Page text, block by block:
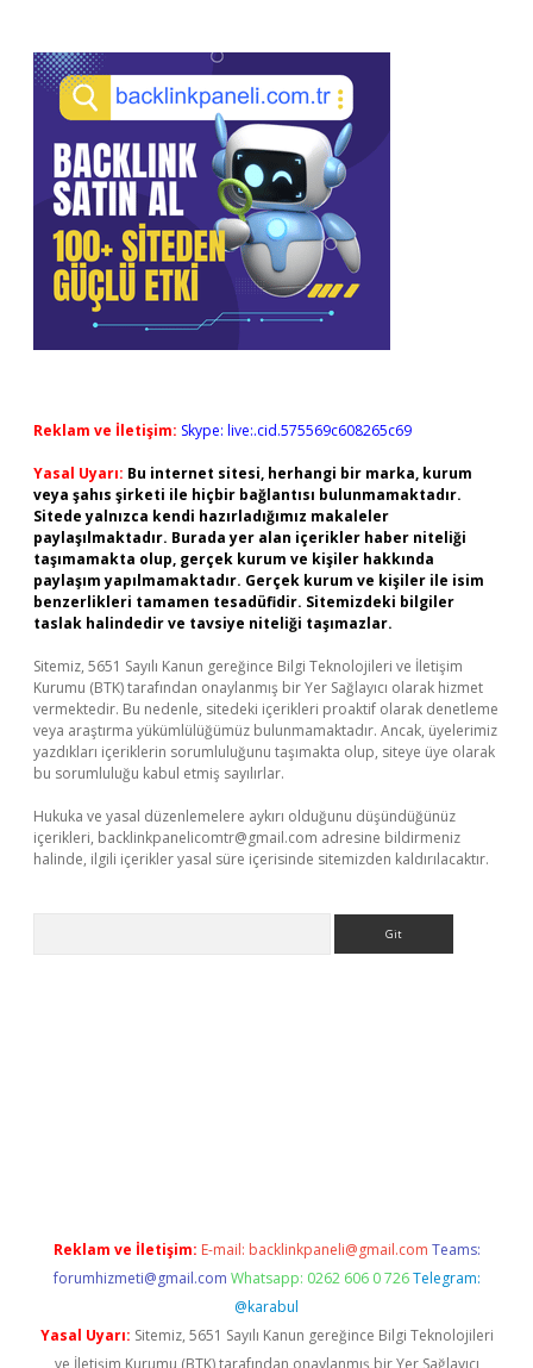
Reklam ve İletişim: Skype: live:.cid.575569c608265c69
Yasal Uyarı: Bu internet sitesi, herhangi bir marka, kurum
veya şahıs şirketi ile hiçbir bağlantısı bulunmamaktadır.
Sitede yalnızca kendi hazırladığımız makaleler
paylaşılmaktadır. Burada yer alan içerikler haber niteliği
taşımamakta olup, gerçek kurum ve kişiler hakkında
paylaşım yapılmamaktadır. Gerçek kurum ve kişiler ile isim
benzerlikleri tamamen tesadüfidir. Sitemizdeki bilgiler
taslak halindedir ve tavsiye niteliği taşımazlar.
Sitemiz, 5651 Sayılı Kanun gereğince Bilgi Teknolojileri ve İletişim
Kurumu (BTK) tarafından onaylanmış bir Yer Sağlayıcı olarak hizmet
vermektedir. Bu nedenle, sitedeki içerikleri proaktif olarak denetleme
veya araştırma yükümlülüğümüz bulunmamaktadır. Ancak, üyelerimiz
yazdıkları içeriklerin sorumluluğunu taşımakta olup, siteye üye olarak
bu sorumluluğu kabul etmiş sayılırlar.
Hukuka ve yasal düzenlemelere aykırı olduğunu düşündüğünüz
içerikleri, backlinkpanelicomtr@gmail.com adresine bildirmeniz
halinde, ilgili içerikler yasal süre içerisinde sitemizden kaldırılacaktır.
Reklam ve İletişim: E-mail: backlinkpaneli@gmail.com Teams:
forumhizmeti@gmail.com Whatsapp: 0262 606 0 726 Telegram:
@karabul
Yasal Uyarı: Sitemiz, 5651 Sayılı Kanun gereğince Bilgi Teknolojileri
ve İletişim Kurumu (BTK) tarafından onaylanmış bir Yer Sağlayıcı